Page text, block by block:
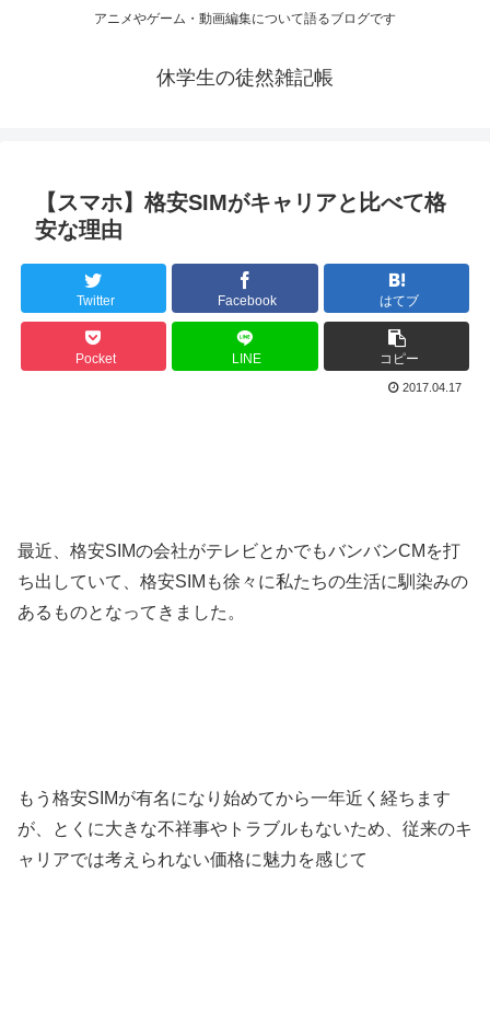
アニメやゲーム・動画編集について語るブログです
休学生の徒然雑記帳
【スマホ】格安SIMがキャリアと比べて格
安な理由
Twitter Facebook はてブ
Pocket LINE コピー
2017.04.17
最近、格安SIMの会社がテレビとかでもバンバンCMを打
ち出していて、格安SIMも徐々に私たちの生活に馴染みの
あるものとなってきました。
もう格安SIMが有名になり始めてから一年近く経ちます
が、とくに大きな不祥事やトラブルもないため、従来のキ
ャリアでは考えられない価格に魅力を感じて